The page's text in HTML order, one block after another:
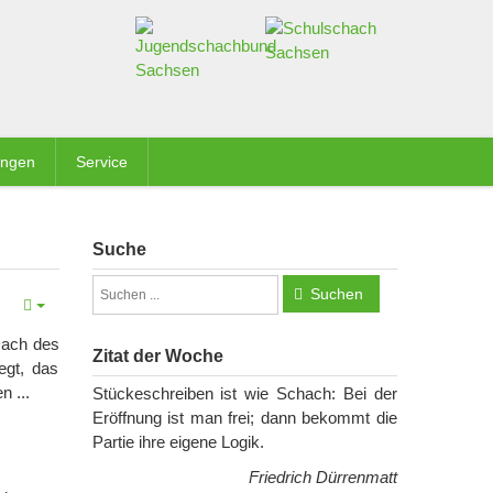
Service
des
das
...
Suche
Suchen
Zitat der Woche
Stückeschreiben ist wie Schach: Bei der
Eröffnung ist man frei; dann bekommt die
Partie ihre eigene Logik.
Friedrich Dürrenmatt